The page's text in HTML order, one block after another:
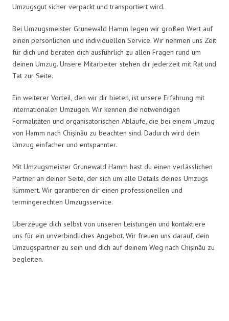
Umzugsgut sicher verpackt und transportiert wird.
Bei Umzugsmeister Grunewald Hamm legen wir großen Wert auf
einen persönlichen und individuellen Service. Wir nehmen uns Zeit
für dich und beraten dich ausführlich zu allen Fragen rund um
deinen Umzug. Unsere Mitarbeiter stehen dir jederzeit mit Rat und
Tat zur Seite.
Ein weiterer Vorteil, den wir dir bieten, ist unsere Erfahrung mit
internationalen Umzügen. Wir kennen die notwendigen
Formalitäten und organisatorischen Abläufe, die bei einem Umzug
von Hamm nach Chișinău zu beachten sind. Dadurch wird dein
Umzug einfacher und entspannter.
Mit Umzugsmeister Grunewald Hamm hast du einen verlässlichen
Partner an deiner Seite, der sich um alle Details deines Umzugs
kümmert. Wir garantieren dir einen professionellen und
termingerechten Umzugsservice.
Überzeuge dich selbst von unseren Leistungen und kontaktiere
uns für ein unverbindliches Angebot. Wir freuen uns darauf, dein
Umzugspartner zu sein und dich auf deinem Weg nach Chișinău zu
begleiten.